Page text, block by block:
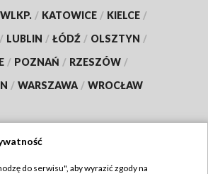
/ KATOWICE / KIELCE /
/ LUBLIN / ŁÓDŹ / OLSZTYN /
/ POZNAŃ / RZESZÓW /
/ WARSZAWA / WROCŁAW
do serwisu", aby wyrazić zgody na